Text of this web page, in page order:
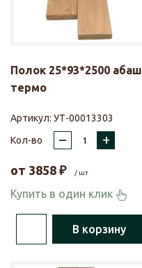
Полок 25*93*2500 абаш
термо
Артикул: УТ-00013303
Кол-во
– +
от 3858 ₽ / шт
Купить в один клик
В корзину